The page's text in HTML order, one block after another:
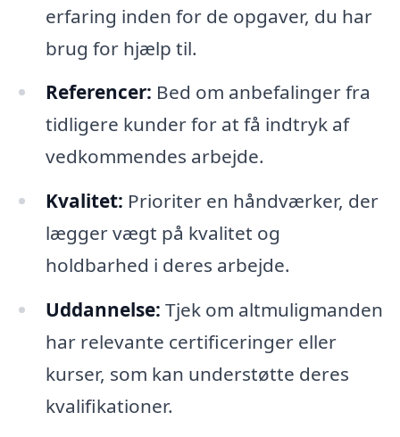
erfaring inden for de opgaver, du har
brug for hjælp til.
Referencer: Bed om anbefalinger fra
tidligere kunder for at få indtryk af
vedkommendes arbejde.
Kvalitet: Prioriter en håndværker, der
lægger vægt på kvalitet og
holdbarhed i deres arbejde.
Uddannelse: Tjek om altmuligmanden
har relevante certificeringer eller
kurser, som kan understøtte deres
kvalifikationer.